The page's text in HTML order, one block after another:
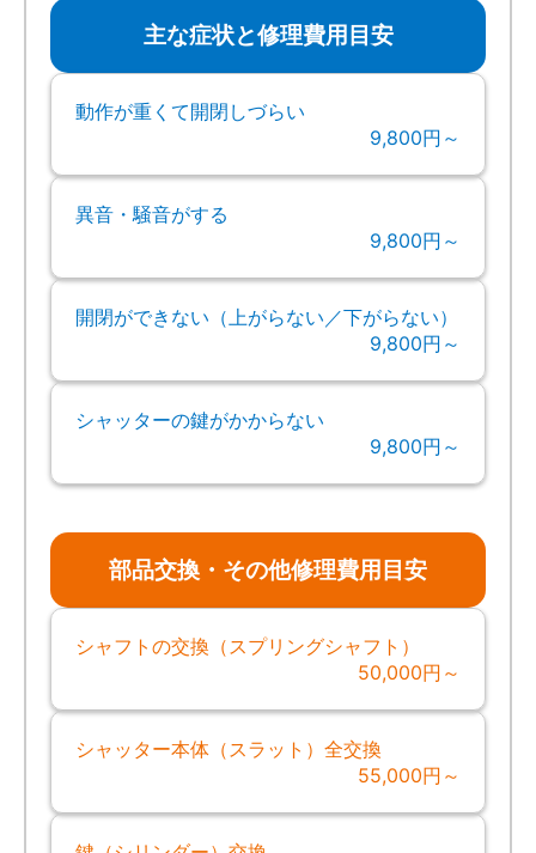
主な症状と修理費用目安
動作が重くて開閉しづらい
9,800円～
異音・騒音がする
9,800円～
開閉ができない（上がらない／下がらない）
9,800円～
シャッターの鍵がかからない
9,800円～
部品交換・その他修理費用目安
シャフトの交換（スプリングシャフト）
50,000円～
シャッター本体（スラット）全交換
55,000円～